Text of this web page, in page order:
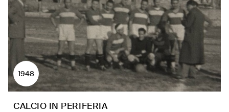
1948
CALCIO IN PERIFERIA